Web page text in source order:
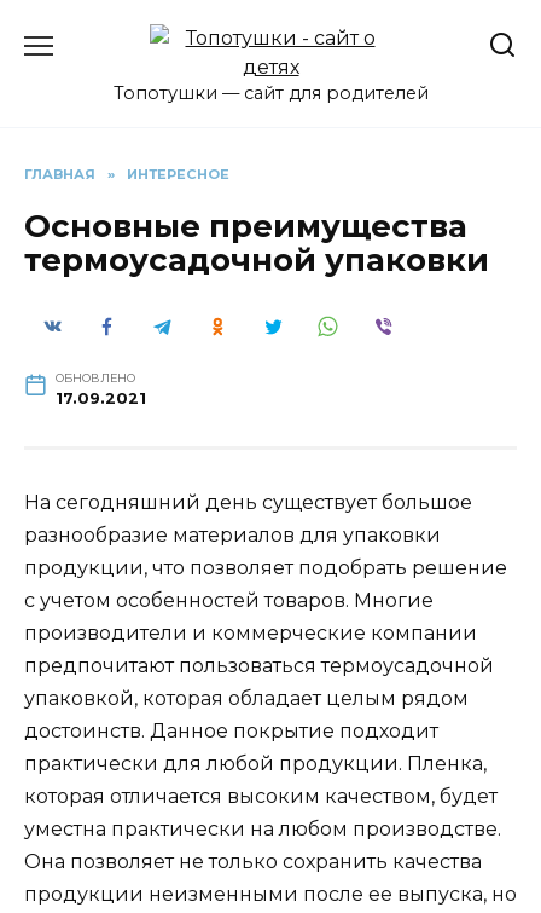
Топотушки — сайт для родителей
ГЛАВНАЯ » ИНТЕРЕСНОЕ
Основные преимущества
термоусадочной упаковки
ОБНОВЛЕНО
17.09.2021
На сегодняшний день существует большое
разнообразие материалов для упаковки
продукции, что позволяет подобрать решение
с учетом особенностей товаров. Многие
производители и коммерческие компании
предпочитают пользоваться термоусадочной
упаковкой, которая обладает целым рядом
достоинств. Данное покрытие подходит
практически для любой продукции. Пленка,
которая отличается высоким качеством, будет
уместна практически на любом производстве.
Она позволяет не только сохранить качества
продукции неизменными после ее выпуска, но